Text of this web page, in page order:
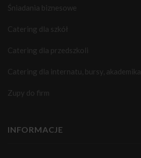
Śniadania biznesowe
Catering dla szkół
Catering dla przedszkoli
Catering dla internatu, bursy, akademika
Zupy do firm
INFORMACJE